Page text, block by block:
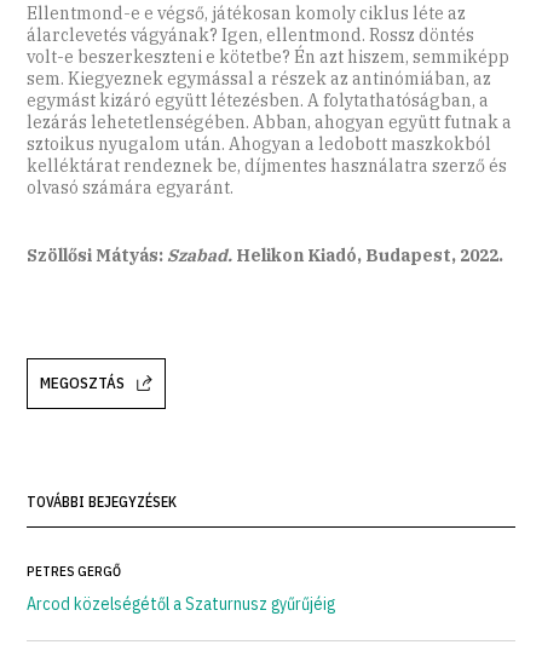
Ellentmond-e e végső, játékosan komoly ciklus léte az
álarclevetés vágyának? Igen, ellentmond. Rossz döntés
volt-e beszerkeszteni e kötetbe? Én azt hiszem, semmiképp
sem. Kiegyeznek egymással a részek az antinómiában, az
egymást kizáró együtt létezésben. A folytathatóságban, a
lezárás lehetetlenségében. Abban, ahogyan együtt futnak a
sztoikus nyugalom után. Ahogyan a ledobott maszkokból
kelléktárat rendeznek be, díjmentes használatra szerző és
olvasó számára egyaránt.
Szöllősi Mátyás: Szabad. Helikon Kiadó, Budapest, 2022.
MEGOSZTÁS
TOVÁBBI BEJEGYZÉSEK
PETRES GERGŐ
Arcod közelségétől a Szaturnusz gyűrűjéig